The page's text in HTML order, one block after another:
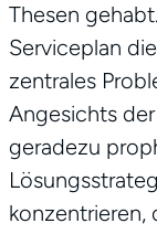
Thesen
Serviceplan
zentrales
Angesichts
geradezu
konzentrieren,